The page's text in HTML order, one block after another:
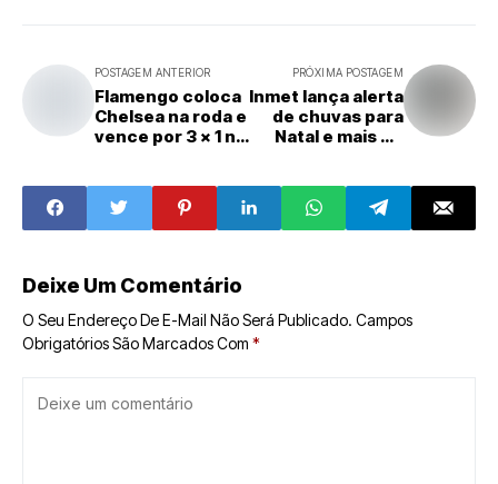
POSTAGEM ANTERIOR
Flamengo coloca
Chelsea na roda e
vence por 3 x 1 no
PRÓXIMA POSTAGEM
Inmet lança alerta
de chuvas para
Natal e mais 42
Deixe Um Comentário
O Seu Endereço De E-Mail Não Será Publicado. Campos
Obrigatórios São Marcados Com *